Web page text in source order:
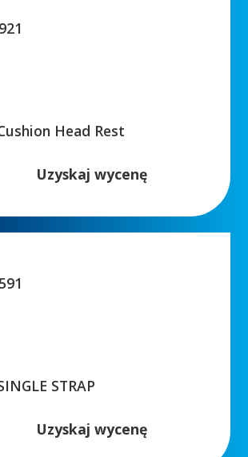
Head Rest
Uzyskaj wycenę
STRAP
Uzyskaj wycenę